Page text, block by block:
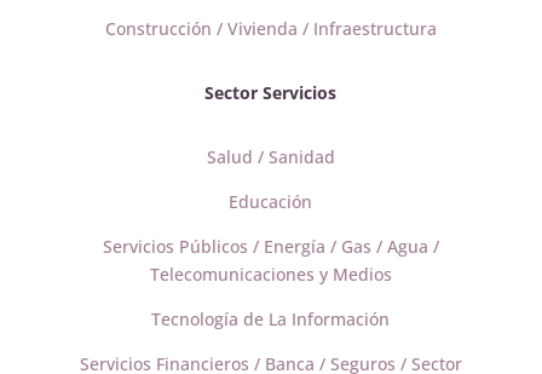
Construcción / Vivienda / Infraestructura
Sector Servicios
Salud / Sanidad
Educación
Servicios Públicos / Energía / Gas / Agua /
Telecomunicaciones y Medios
Tecnología de La Información
Servicios Financieros / Banca / Seguros / Sector